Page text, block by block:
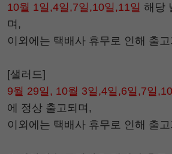
10월 1일,4일,7일,10일,11일 해당
며,
이외에는 택배사 휴무로 인해 출
[샐러드]
9월 29일, 10월 3일,4일,6일,7일
에 정상 출고되며,
이외에는 택배사 휴무로 인해 출